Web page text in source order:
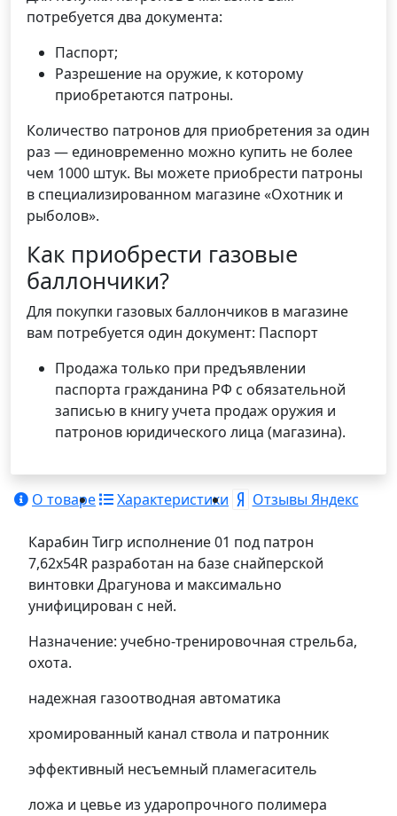
потребуется два документа:
Паспорт;
Разрешение на оружие, к которому
приобретаются патроны.
Количество патронов для приобретения за один
раз — единовременно можно купить не более
чем 1000 штук. Вы можете приобрести патроны
в специализированном магазине «Охотник и
рыболов».
Как приобрести газовые
баллончики?
Для покупки газовых баллончиков в магазине
вам потребуется один документ: Паспорт
Продажа только при предъявлении
паспорта гражданина РФ с обязательной
записью в книгу учета продаж оружия и
патронов юридического лица (магазина).
О товаре Характеристики Отзывы Яндекс
Карабин Тигр исполнение 01 под патрон
7,62х54R разработан на базе снайперской
винтовки Драгунова и максимально
унифицирован с ней.
Назначение: учебно-тренировочная стрельба,
охота.
надежная газоотводная автоматика
хромированный канал ствола и патронник
эффективный несъемный пламегаситель
ложа и цевье из ударопрочного полимера